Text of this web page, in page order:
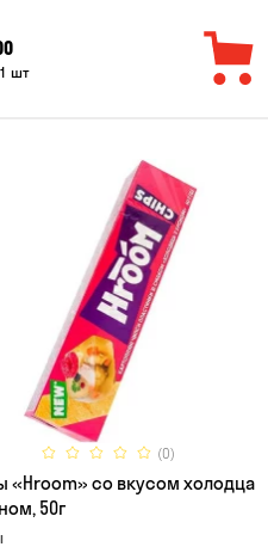
шт
(0)
«Hroom» со вкусом холодца
50г